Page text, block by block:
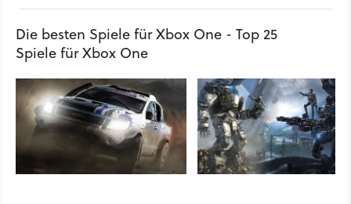
Die besten Spiele für Xbox One - Top 25
Spiele für Xbox One